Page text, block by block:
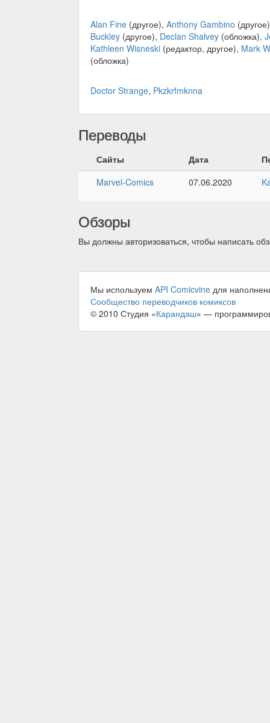
Alan Fine (другое), Anthony Gambino
Buckley (другое), Declan Shalvey (обложка),
Kathleen Wisneski (редактор, другое), Mark
(обложка)
Doctor Strange, Pkzkrfmknna
Переводы
Сайты Дата
Marvel-Comics
07.06.2020
Обзоры
Вы должны авторизоваться, чтобы написать
Мы используем API Comicvine для
Сообщество переводчиков комиксов
© 2010 Студия «Карандаш» —